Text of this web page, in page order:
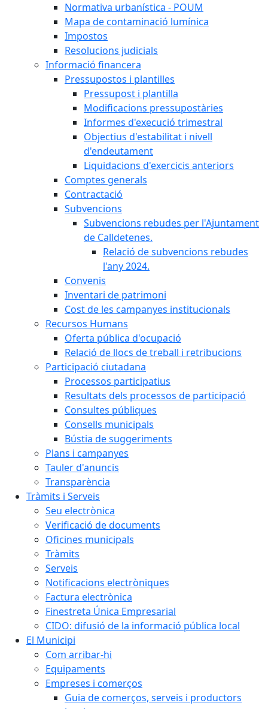
Normativa urbanística - POUM
Mapa de contaminació lumínica
Impostos
Resolucions judicials
Informació financera
Pressupostos i plantilles
Pressupost i plantilla
Modificacions pressupostàries
Informes d'execució trimestral
Objectius d'estabilitat i nivell
d'endeutament
Liquidacions d'exercicis anteriors
Comptes generals
Contractació
Subvencions
Subvencions rebudes per l'Ajuntament
de Calldetenes.
Relació de subvencions rebudes
l'any 2024.
Convenis
Inventari de patrimoni
Cost de les campanyes institucionals
Recursos Humans
Oferta pública d'ocupació
Relació de llocs de treball i retribucions
Participació ciutadana
Processos participatius
Resultats dels processos de participació
Consultes públiques
Consells municipals
Bústia de suggeriments
Plans i campanyes
Tauler d'anuncis
Transparència
Tràmits i Serveis
Seu electrònica
Verificació de documents
Oficines municipals
Tràmits
Serveis
Notificacions electròniques
Factura electrònica
Finestreta Única Empresarial
CIDO: difusió de la informació pública local
El Municipi
Com arribar-hi
Equipaments
Empreses i comerços
Guia de comerços, serveis i productors